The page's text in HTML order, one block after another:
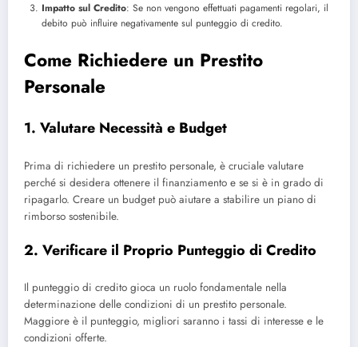
Impatto sul Credito: Se non vengono effettuati pagamenti regolari, il
debito può influire negativamente sul punteggio di credito.
Come Richiedere un Prestito
Personale
1. Valutare Necessità e Budget
Prima di richiedere un prestito personale, è cruciale valutare
perché si desidera ottenere il finanziamento e se si è in grado di
ripagarlo. Creare un budget può aiutare a stabilire un piano di
rimborso sostenibile.
2. Verificare il Proprio Punteggio di Credito
Il punteggio di credito gioca un ruolo fondamentale nella
determinazione delle condizioni di un prestito personale.
Maggiore è il punteggio, migliori saranno i tassi di interesse e le
condizioni offerte.